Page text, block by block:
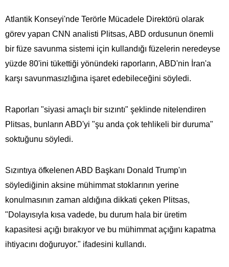
Atlantik Konseyi'nde Terörle Mücadele Direktörü olarak
görev yapan CNN analisti Plitsas, ABD ordusunun önemli
bir füze savunma sistemi için kullandığı füzelerin neredeyse
yüzde 80'ini tükettiği yönündeki raporların, ABD'nin İran'a
karşı savunmasızlığına işaret edebileceğini söyledi.
Raporları "siyasi amaçlı bir sızıntı" şeklinde nitelendiren
Plitsas, bunların ABD'yi "şu anda çok tehlikeli bir duruma"
soktuğunu söyledi.
Sızıntıya öfkelenen ABD Başkanı Donald Trump'ın
söylediğinin aksine mühimmat stoklarının yerine
konulmasının zaman aldığına dikkati çeken Plitsas,
"Dolayısıyla kısa vadede, bu durum hala bir üretim
kapasitesi açığı bırakıyor ve bu mühimmat açığını kapatma
ihtiyacını doğuruyor." ifadesini kullandı.